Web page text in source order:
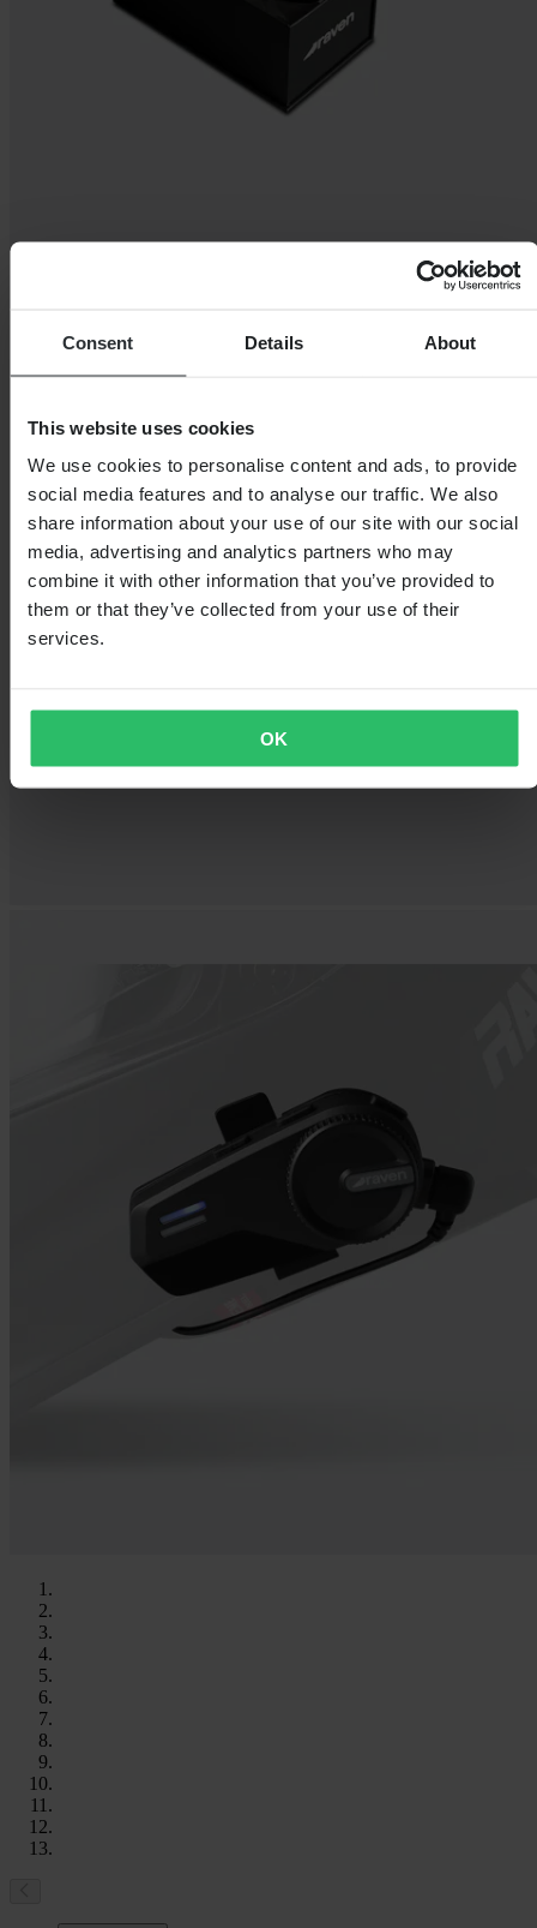
Consent Details About
This website uses cookies
We use cookies to personalise content and ads, to provide
social media features and to analyse our traffic. We also
share information about your use of our site with our social
media, advertising and analytics partners who may
combine it with other information that you’ve provided to
them or that they’ve collected from your use of their
services.
OK